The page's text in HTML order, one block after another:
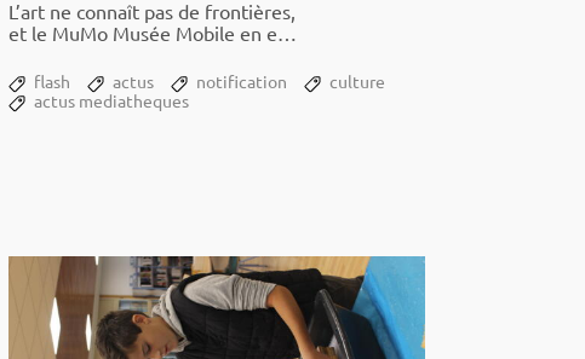
L’art ne connaît pas de fron­­tières,
et le MuMo Musée Mobile en est
octobre, cette cara­­vane artis­­tique
pilo­­tée...
flash actus notification
culture
actus mediatheques